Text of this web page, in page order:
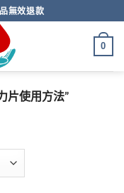
無效退款
0
片使用方法”